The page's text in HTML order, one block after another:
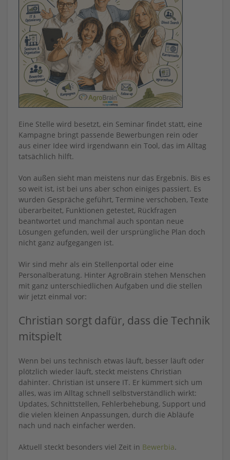
Eine Stelle wird besetzt, ein Seminar findet statt, eine
Kampagne bringt passende Bewerbungen rein oder
aus einer Idee wird irgendwann ein Tool, das im Alltag
tatsächlich hilft.
Von außen sieht man meistens nur das Ergebnis. Bis es
so weit ist, ist bei uns aber schon einiges passiert. Es
wurden Gespräche geführt, Termine verschoben, Texte
überarbeitet, Funktionen getestet, Rückfragen
beantwortet und manchmal auch spontan neue
Lösungen gefunden, weil der ursprüngliche Plan doch
nicht ganz aufgegangen ist.
Wir sind mehr als ein Stellenportal oder eine
Personalberatung. Hinter AgroBrain stehen Menschen
mit ganz unterschiedlichen Aufgaben und die stellen
wir jetzt einmal vor:
Christian sorgt dafür, dass die Technik
mitspielt
Wenn bei uns technisch etwas läuft, besser läuft oder
plötzlich wieder läuft, steckt meistens Christian
dahinter. Christian ist unsere IT. Er kümmert sich um
alles, was im Alltag schnell selbstverständlich wirkt:
Updates, Schnittstellen, Fehlerbehebung, Support und
die vielen kleinen Anpassungen, durch die Abläufe
nach und nach einfacher werden.
Aktuell steckt besonders viel Zeit in Bewerbia.